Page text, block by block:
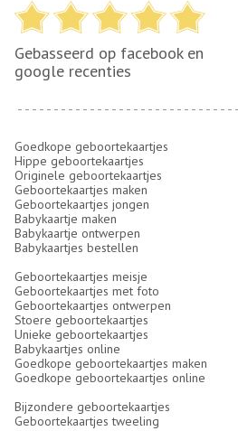
Gebasseerd op facebook en
google recenties
Goedkope geboortekaartjes
Hippe geboortekaartjes
Originele geboortekaartjes
Geboortekaartjes maken
Geboortekaartjes jongen
Babykaartje maken
Babykaartje ontwerpen
Babykaartjes bestellen
Geboortekaartjes meisje
Geboortekaartjes met foto
Geboortekaartjes ontwerpen
Stoere geboortekaartjes
Unieke geboortekaartjes
Babykaartjes online
Goedkope geboortekaartjes maken
Goedkope geboortekaartjes online
Bijzondere geboortekaartjes
Geboortekaartjes tweeling